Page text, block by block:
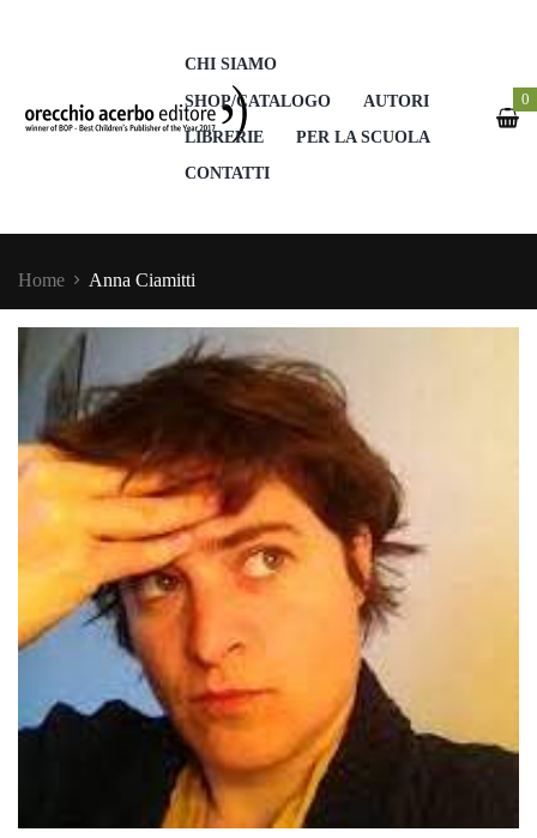
CHI SIAMO
SHOP/CATALOGO
AUTORI
LIBRERIE
PER LA SCUOLA
CONTATTI
0
Home Anna Ciamitti